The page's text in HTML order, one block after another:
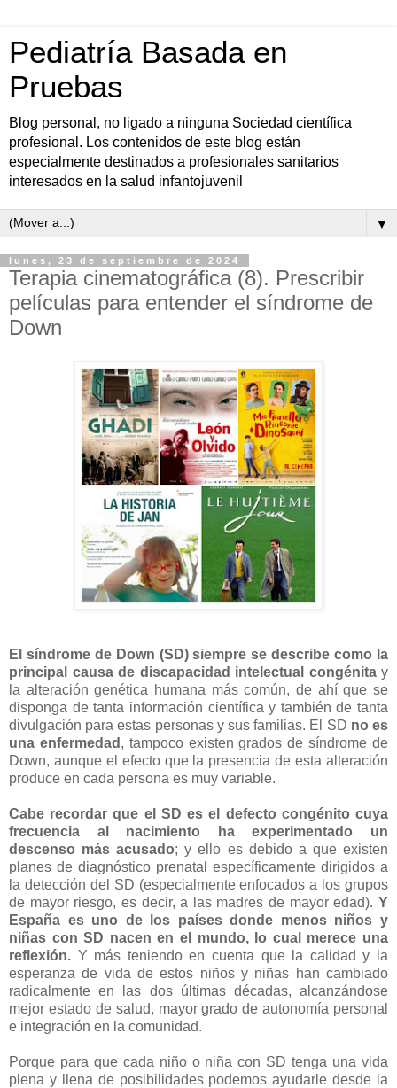
Pediatría Basada en
Pruebas
Blog personal, no ligado a ninguna Sociedad científica
profesional. Los contenidos de este blog están
especialmente destinados a profesionales sanitarios
interesados en la salud infantojuvenil
▼
lunes, 23 de septiembre de 2024
Terapia cinematográfica (8). Prescribir
películas para entender el síndrome de
Down
El síndrome de Down (SD) siempre se describe como la
principal causa de discapacidad intelectual congénitay
la alteración genética humana más común, de ahí que se
disponga de tanta información científica y también de tanta
divulgación para estas personas y sus familias. El SD no es
una enfermedad , tampoco existen grados de síndrome de
Down, aunque el efecto que la presencia de esta alteración
produce en cada persona es muy variable.
Cabe recordar que el SD es el defecto congénito cuya
frecuencia al nacimiento ha experimentado un
descenso más acusado; y ello es debido a que existen
planes de diagnóstico prenatal específicamente dirigidos a
la detección del SD (especialmente enfocados a los grupos
de mayor riesgo, es decir, a las madres de mayor edad). Y
España es uno de los países donde menos niños y
niñas con SD nacen en el mundo, lo cual merece una
reflexión. Y más teniendo en cuenta que la calidad y la
esperanza de vida de estos niños y niñas han cambiado
radicalmente en las dos últimas décadas, alcanzándose
mejor estado de salud, mayor grado de autonomía personal
e integración en la comunidad.
Porque para que cada niño o niña con SD tenga una vida
plena y llena de posibilidades podemos ayudarle desde la